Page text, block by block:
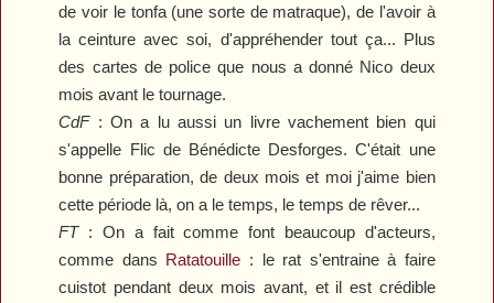
de voir le tonfa (une sorte de matraque), de l'avoir à
la ceinture avec soi, d'appréhender tout ça... Plus
des cartes de police que nous a donné Nico deux
mois avant le tournage.
CdF :On a lu aussi un livre vachement bien qui
s'appelle Flic de Bénédicte Desforges. C'était une
bonne préparation, de deux mois et moi j'aime bien
cette période là, on a le temps, le temps de rêver...
FT: On a fait comme font beaucoup d'acteurs,
comme dans Ratatouille : le rat s'entraine à faire
cuistot pendant deux mois avant, et il est crédible